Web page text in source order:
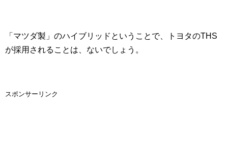
「マツダ製」のハイブリッドということで、トヨタのTHS
が採用されることは、ないでしょう。
スポンサーリンク